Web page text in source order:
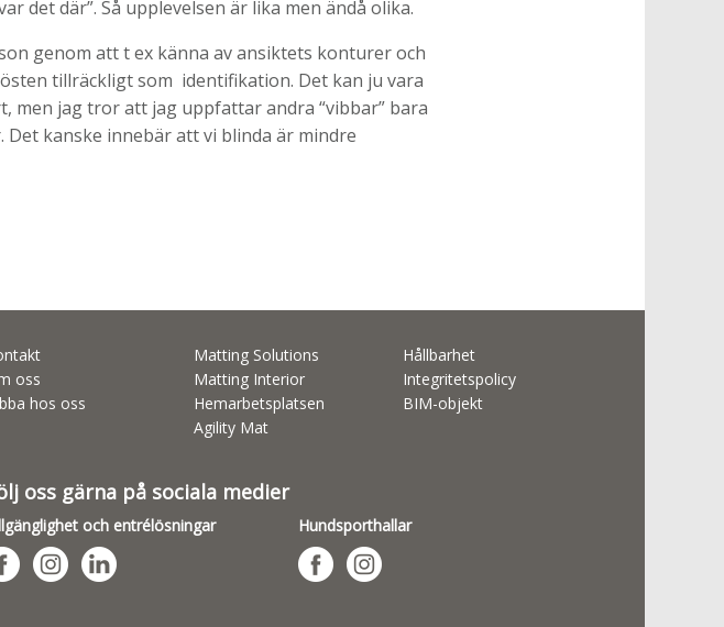
det där”. Så upplevelsen är lika men ändå olika.
genom att t ex känna av ansiktets konturer och
tillräckligt som identifikation. Det kan ju vara
men jag tror att jag uppfattar andra “vibbar” bara
Det kanske innebär att vi blinda är mindre
oss
hos oss
Matting Solutions
Matting Interior
Hemarbetsplatsen
Agility Mat
Hållbarhet
Integritetspolicy
BIM-objekt
oss gärna på sociala medier
och entrélösningar Hundsporthallar